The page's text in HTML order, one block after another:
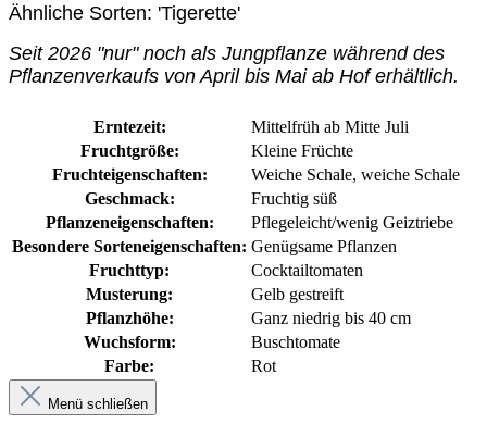
Ähnliche Sorten: 'Tigerette'
Seit 2026 "nur" noch als Jungpflanze während des
Pflanzenverkaufs von April bis Mai ab Hof erhältlich.
Erntezeit:
Mittelfrüh ab Mitte Juli
Fruchtgröße:
Kleine Früchte
Fruchteigenschaften:
Weiche Schale, weiche Schale
Geschmack:
Fruchtig süß
Pflanzeneigenschaften:
Pflegeleicht/wenig Geiztriebe
Besondere Sorteneigenschaften: Genügsame Pflanzen
Fruchttyp:
Cocktailtomaten
Musterung:
Gelb gestreift
Pflanzhöhe:
Ganz niedrig bis 40 cm
Wuchsform:
Buschtomate
Farbe:
Rot
Menü schließen